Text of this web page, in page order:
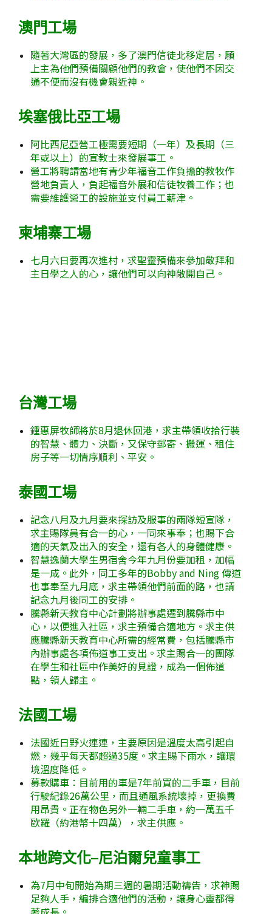
澳門工場
隨著大灣區的發展，多了澳門信徒北移定居，願
上主為他們預備關顧他們的教會，使他們不因交
通不便而沒有機會親近神。
埃塞俄比亞工場
阿比西尼亞營工極需要短期（一年）及長期（三
年或以上）的宣教士來發展事工。
營工將聘請當地有青少年福音工作負擔的教牧作
營地負責人，負起福音外展和信徒牧養工作；也
需要維護營工的設施並支付員工薪津。
柬埔寨工場
七月六日要再次進村，求聖靈預備來參加敬拜和
主日學之人的心，讓他們可以向神敞開自己。
台灣工場
鍾惠屏牧師將於8月退休回港，求主帶領收拾行裝
的智慧、體力、決斷，又保守郵寄、搬運、租住
房子等一切情序順利、平安。
泰國工場
記念八月及九月要來探訪及服事的兩隊短宣隊，
求主賜隊員有合一的心，一同來事奉；也賜下合
適的天氣及出入的安全，還有各人的身體健康。
智慧逸蘭大學生男宿舍今年九月份要加租，加幅
是一成。此外，同工多年的Bobby and Ning 傳道
也事奉至九月底，求主帶領他們前面的路，也請
記念九月後同工的安排。
騰縣新天教育中心計劃將辦事處遷到騰縣市中
心，以便進入社區，求主預備合適地方。求主供
應騰縣新天教育中心所需的經常費，包括騰縣市
內辦事處各項佈道事工支出。求主賜合一的團隊
在學生和社區中作美好的見證，成為一個佈道
點，領人歸主。
法國工場
法國近日野火連連，主要原因是溫度太高引起自
燃，幾乎每天都超過35度。求主賜下雨水，讓環
境溫度降低。
募款購車：目前用的車是7年前買的二手車，目前
行駛紀錄26萬公里，而且通風系統壞掉，更換費
用昂貴。正在物色另外一輛二手車，約一萬五千
歐羅（約港幣十四萬），求主供應。
本地跨文化–尼泊爾兒童事工
為7月中旬開始為期三週的暑期活動禱告，求神賜
足夠人手，編排合適他們的活動，讓身心靈都得